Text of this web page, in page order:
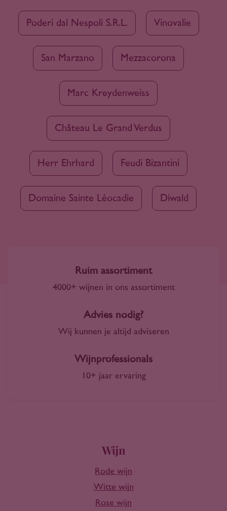
Poderi dal Nespoli S.R.L. Vinovalie
San Marzano Mezzacorona
Marc Kreydenweiss
Château Le Grand Verdus
Herr Ehrhard Feudi Bizantini
Domaine Sainte Léocadie Diwald
Ruim assortiment
4000+ wijnen in ons assortiment
Advies nodig?
Wij kunnen je altijd adviseren
Wijnprofessionals
10+ jaar ervaring
Wijn
Rode wijn
Witte wijn
Rose wijn